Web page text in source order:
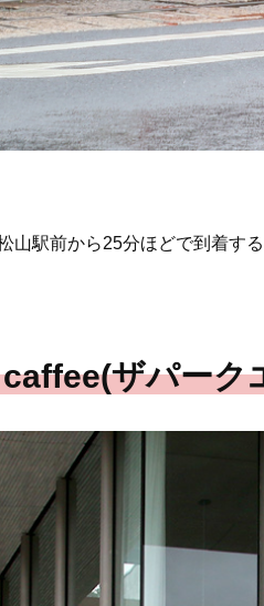
山駅前から25分ほどで到着す
ザパーク